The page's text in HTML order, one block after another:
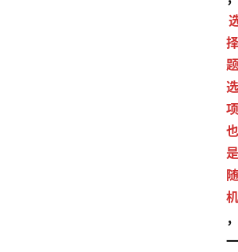
择
题
选
项
也
是
随
机
，
一